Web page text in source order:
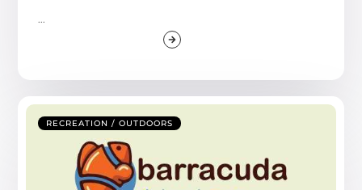
...
RECREATION / OUTDOORS